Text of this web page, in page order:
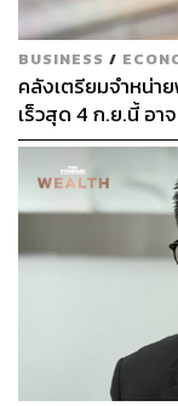
BUSINESS /
คลังเตรียมจำหน่า
เร็วสุด 4 ก.ย.นี้ อ
First มากขึ้น